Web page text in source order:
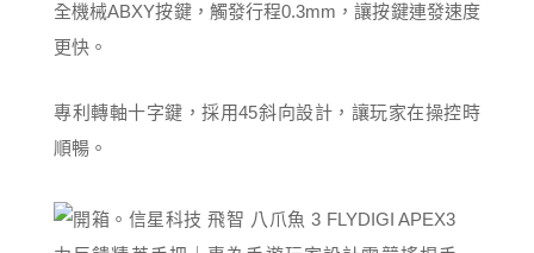
全機械ABXY按鍵，觸發行程0.3mm，讓按鍵連發速度
更快。
專利轉軸十字鍵，採用45斜向設計，讓玩家在操控時
順暢。